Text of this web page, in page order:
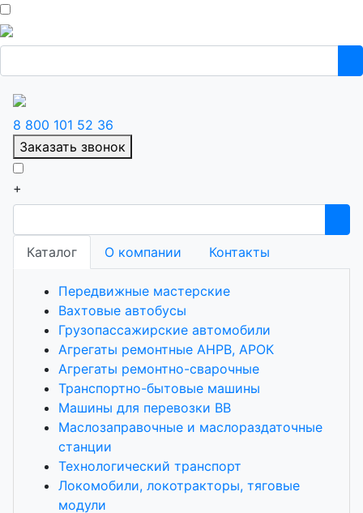
8 800 101 52 36
Заказать звонок
+
Каталог О компании Контакты
Передвижные мастерские
Вахтовые автобусы
Грузопассажирские автомобили
Агрегаты ремонтные АНРВ, АРОК
Агрегаты ремонтно-сварочные
Транспортно-бытовые машины
Машины для перевозки ВВ
Маслозаправочные и маслораздаточные
станции
Технологический транспорт
Локомобили, локотракторы, тяговые
модули